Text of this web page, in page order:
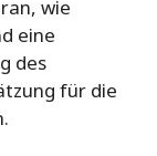
wie
eine
des
für die